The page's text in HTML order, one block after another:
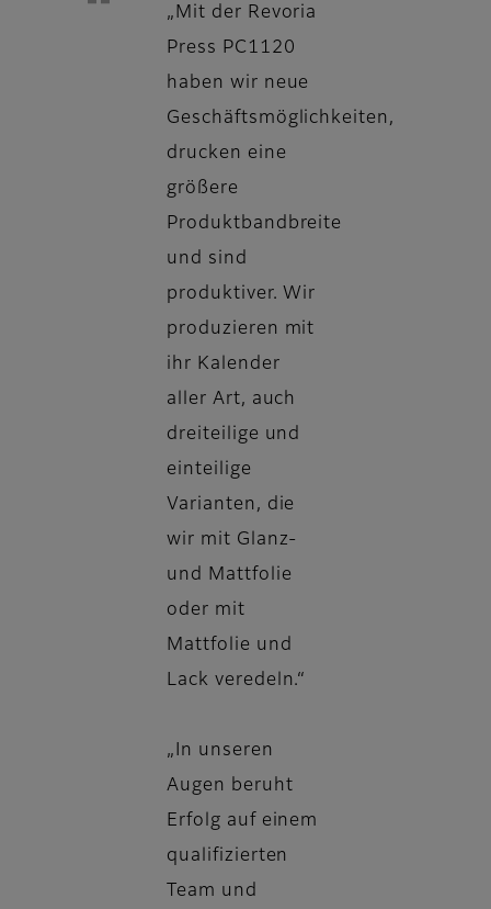
„Mit der Revoria
Press PC1120
haben wir neue
Geschäftsmöglichkeiten,
drucken eine
größere
Produktbandbreite
und sind
produktiver. Wir
produzieren mit
ihr Kalender
aller Art, auch
dreiteilige und
einteilige
Varianten, die
wir mit Glanz-
und Mattfolie
oder mit
Mattfolie und
Lack veredeln.“
„In unseren
Augen beruht
Erfolg auf einem
qualifizierten
Team und